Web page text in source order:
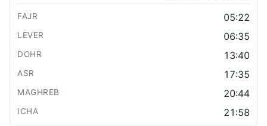
05:22
06:35
13:40
17:35
20:44
21:58